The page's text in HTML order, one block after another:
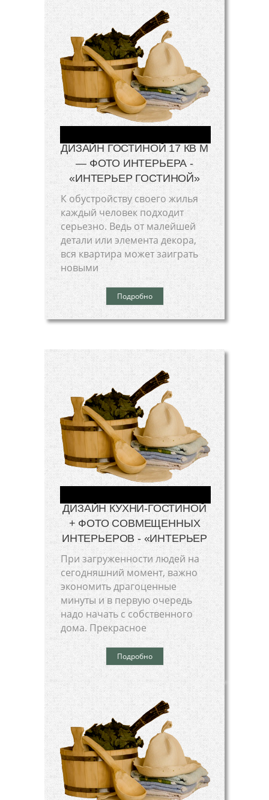
ДИЗАЙН ГОСТИНОЙ 17 КВ М
— ФОТО ИНТЕРЬЕРА -
«ИНТЕРЬЕР ГОСТИНОЙ»
К обустройству своего жилья
каждый человек подходит
серьезно. Ведь от малейшей
детали или элемента декора,
вся квартира может заиграть
новыми
Подробно
ДИЗАЙН КУХНИ-ГОСТИНОЙ
+ ФОТО СОВМЕЩЕННЫХ
ИНТЕРЬЕРОВ - «ИНТЕРЬЕР
При загруженности людей на
сегодняшний момент, важно
экономить драгоценные
минуты и в первую очередь
надо начать с собственного
дома. Прекрасное
Подробно